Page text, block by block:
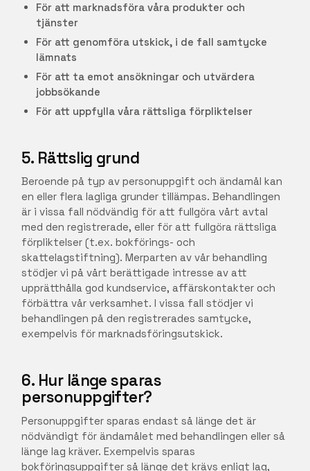
För att marknadsföra våra produkter och
tjänster
För att genomföra utskick, i de fall samtycke
lämnats
För att ta emot ansökningar och utvärdera
jobbsökande
För att uppfylla våra rättsliga förpliktelser
5. Rättslig grund
Beroende på typ av personuppgift och ändamål kan
en eller flera lagliga grunder tillämpas. Behandlingen
är i vissa fall nödvändig för att fullgöra vårt avtal
med den registrerade, eller för att fullgöra rättsliga
förpliktelser (t.ex. bokförings- och
skattelagstiftning). Merparten av vår behandling
stödjer vi på vårt berättigade intresse av att
upprätthålla god kundservice, affärskontakter och
förbättra vår verksamhet. I vissa fall stödjer vi
behandlingen på den registrerades samtycke,
exempelvis för marknadsföringsutskick.
6. Hur länge sparas
personuppgifter?
Personuppgifter sparas endast så länge det är
nödvändigt för ändamålet med behandlingen eller så
länge lag kräver. Exempelvis sparas
bokföringsuppgifter så länge det krävs enligt lag,